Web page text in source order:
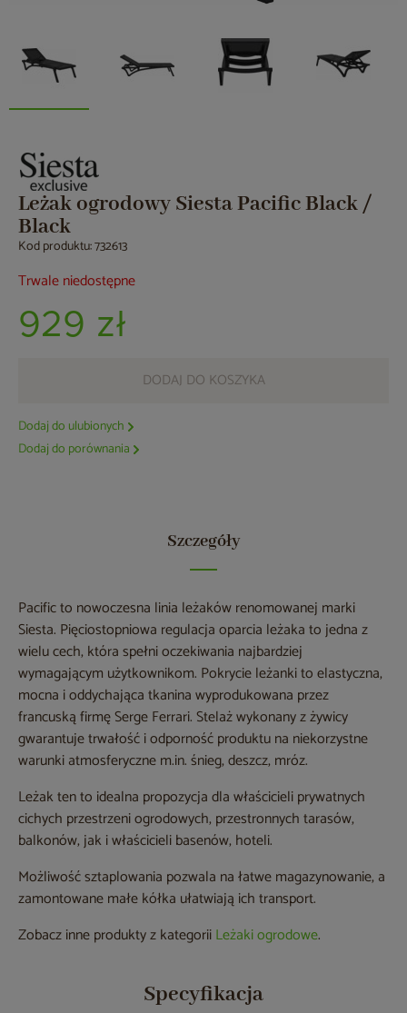
Leżak ogrodowy Siesta Pacific Black /
Black
Kod produktu: 732613
Trwale niedostępne
929 zł
DODAJ DO KOSZYKA
Dodaj do ulubionych
Dodaj do porównania
Szczegóły
Pacific to nowoczesna linia leżaków renomowanej marki
Siesta. Pięciostopniowa regulacja oparcia leżaka to jedna z
wielu cech, która spełni oczekiwania najbardziej
wymagającym użytkownikom. Pokrycie leżanki to elastyczna,
mocna i oddychająca tkanina wyprodukowana przez
francuską firmę Serge Ferrari. Stelaż wykonany z żywicy
gwarantuje trwałość i odporność produktu na niekorzystne
warunki atmosferyczne m.in. śnieg, deszcz, mróz.
Leżak ten to idealna propozycja dla właścicieli prywatnych
cichych przestrzeni ogrodowych, przestronnych tarasów,
balkonów, jak i właścicieli basenów, hoteli.
Możliwość sztaplowania pozwala na łatwe magazynowanie, a
zamontowane małe kółka ułatwiają ich transport.
Zobacz inne produkty z kategoriiLeżaki ogrodowe.
Specyfikacja